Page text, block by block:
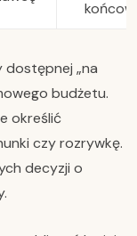
dostępnej „na
budżetu.
określić
czy rozrywkę.
decyzji o